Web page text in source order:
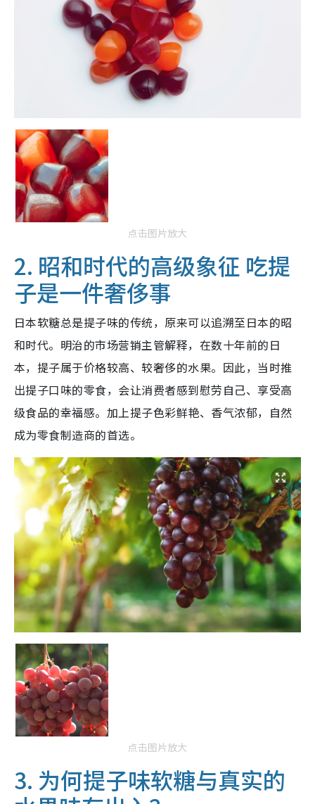
点击图片放大
2. 昭和时代的高级象征 吃提
子是一件奢侈事
日本软糖总是提子味的传统，原来可以追溯至日本的昭
和时代。明治的市场营销主管解释，在数十年前的日
本，提子属于价格较高、较奢侈的水果。因此，当时推
出提子口味的零食，会让消费者感到慰劳自己、享受高
级食品的幸福感。加上提子色彩鲜艳、香气浓郁，自然
成为零食制造商的首选。
点击图片放大
3. 为何提子味软糖与真实的